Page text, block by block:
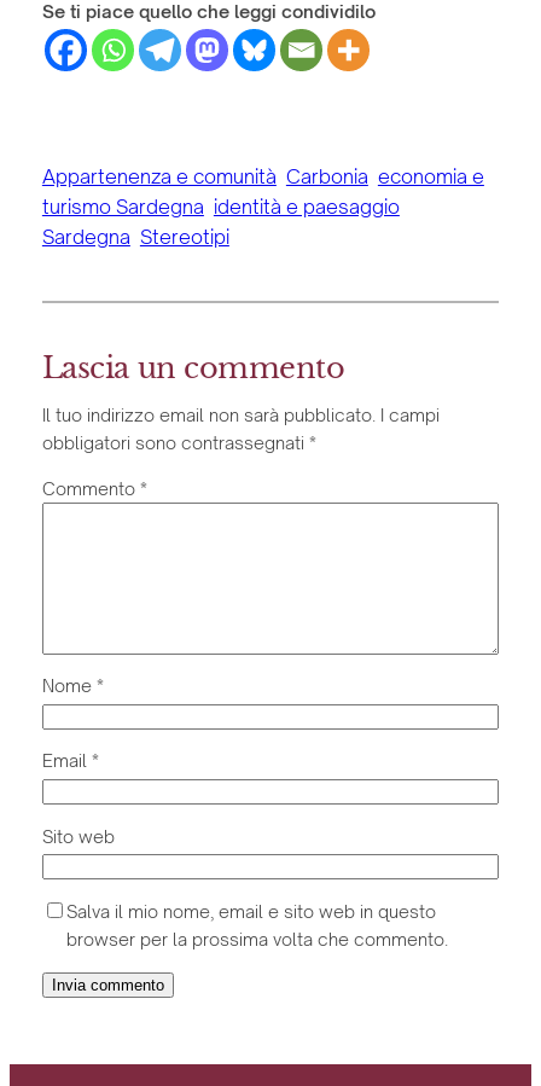
Se ti piace quello che leggi condividilo
Appartenenza e comunità Carbonia economia e
turismo Sardegna identità e paesaggio
Sardegna Stereotipi
Lascia un commento
Il tuo indirizzo email non sarà pubblicato. I campi
obbligatori sono contrassegnati *
Commento *
Nome *
Email *
Sito web
Salva il mio nome, email e sito web in questo
browser per la prossima volta che commento.